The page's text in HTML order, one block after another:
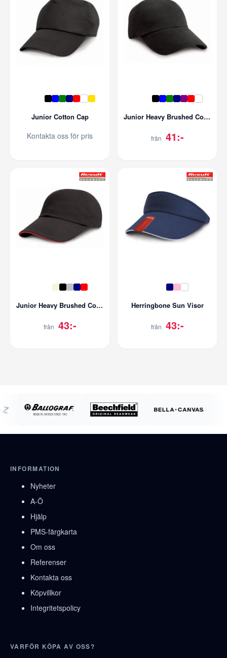
Junior Cotton Cap
Kontakta oss för pris
Junior Heavy Brushed Cotton Cap
från 41:-
Junior Heavy Brushed Cotton Cap
från 43:-
Herringbone Sun Visor
från 43:-
INFORMATION
Nyheter
A-Ö
Hjälp
PMS-färgkarta
Om oss
Referenser
Kontakta oss
Köpvillkor
Integritetspolicy
VARFÖR KÖPA AV OSS?